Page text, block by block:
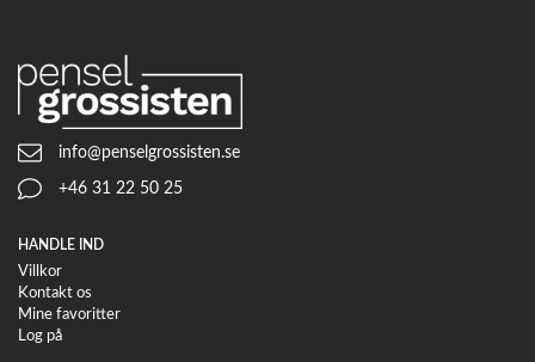
info@penselgrossisten.se
+46 31 22 50 25
HANDLE IND
Villkor
Kontakt os
Mine favoritter
Log på